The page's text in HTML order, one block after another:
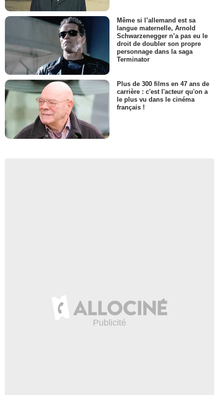
Même si l’allemand est sa
langue maternelle, Arnold
Schwarzenegger n’a pas eu le
droit de doubler son propre
personnage dans la saga
Terminator
Plus de 300 films en 47 ans de
carrière : c'est l'acteur qu'on a
le plus vu dans le cinéma
français !